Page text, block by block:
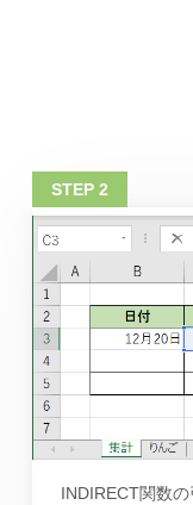
INDIRECT関数